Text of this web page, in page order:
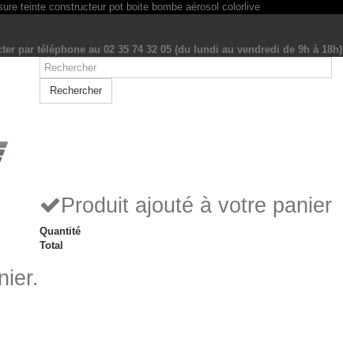
par téléphone au 02 35 74 32 05 (du lundi au vendredi de 9h à 18h)
Rechercher
Produit ajouté à votre panier
Quantité
Total